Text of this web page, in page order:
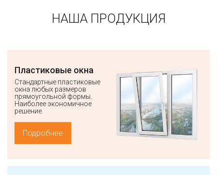
НАША ПРОДУКЦИЯ
Пластиковые окна
Стандартные пластиковые
окна любых размеров
прямоугольной формы.
Наиболее экономичное
решение.
Подробнее